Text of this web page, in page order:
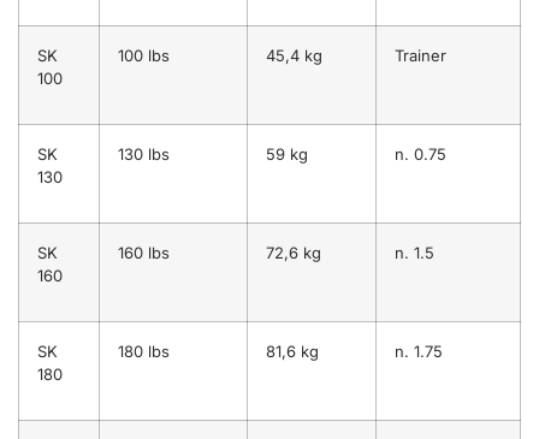
SK
100
100 lbs 45,4 kg Trainer
SK
130
130 lbs 59 kg n. 0.75
SK
160
160 lbs 72,6 kg n. 1.5
SK
180
180 lbs 81,6 kg n. 1.75